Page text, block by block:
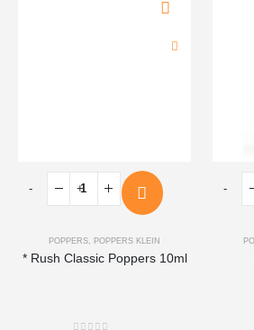
POPPERS, POPPERS KLEIN
* Rush Classic Poppers 10ml
- + -